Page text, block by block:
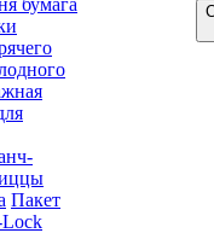
бумага
Пакет